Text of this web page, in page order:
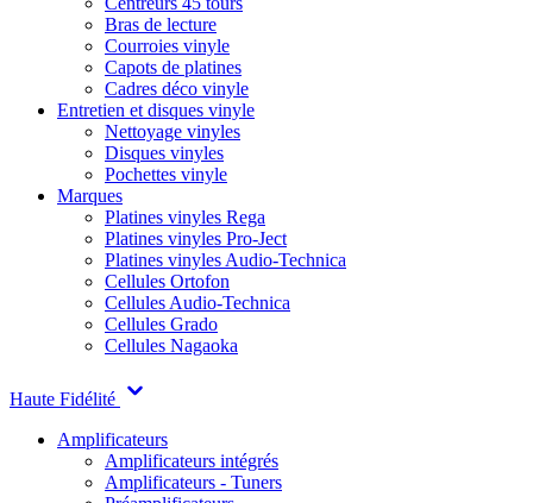
Bras de lecture
Courroies vinyle
Capots de platines
Cadres déco vinyle
Entretien et disques vinyle
Nettoyage vinyles
Disques vinyles
Pochettes vinyle
Marques
Platines vinyles Rega
Platines vinyles Pro-Ject
Platines vinyles Audio-Technica
Cellules Ortofon
Cellules Audio-Technica
Cellules Grado
Cellules Nagaoka
Haute Fidélité
Amplificateurs
Amplificateurs intégrés
Amplificateurs - Tuners